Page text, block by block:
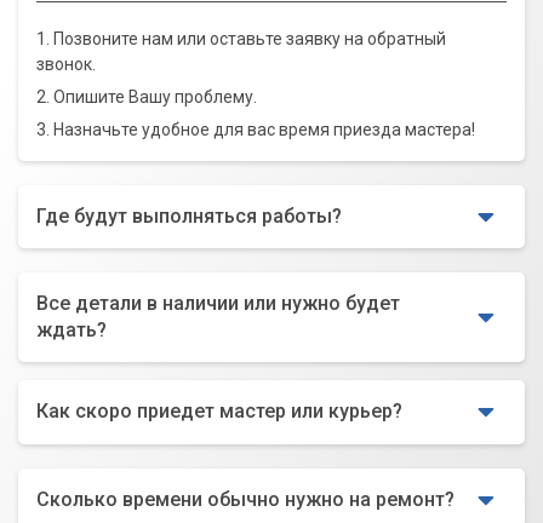
1. Позвоните нам или оставьте заявку на обратный
звонок.
2. Опишите Вашу проблему.
3. Назначьте удобное для вас время приезда мастера!
Где будут выполняться работы?
Все детали в наличии или нужно будет
ждать?
Как скоро приедет мастер или курьер?
Сколько времени обычно нужно на ремонт?